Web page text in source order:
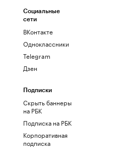
Социальные
сети
ВКонтакте
Одноклассники
Telegram
Дзен
Подписки
Скрыть баннеры
на РБК
Подписка на РБК
Корпоративная
подписка